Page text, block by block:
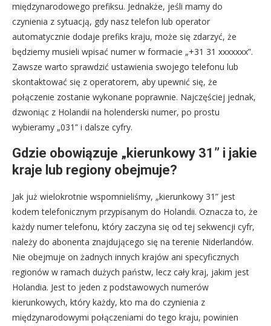
międzynarodowego prefiksu. Jednakże, jeśli mamy do
czynienia z sytuacją, gdy nasz telefon lub operator
automatycznie dodaje prefiks kraju, może się zdarzyć, że
będziemy musieli wpisać numer w formacie „+31 31 xxxxxxx”.
Zawsze warto sprawdzić ustawienia swojego telefonu lub
skontaktować się z operatorem, aby upewnić się, że
połączenie zostanie wykonane poprawnie. Najczęściej jednak,
dzwoniąc z Holandii na holenderski numer, po prostu
wybieramy „031” i dalsze cyfry.
Gdzie obowiązuje „kierunkowy 31” i jakie
kraje lub regiony obejmuje?
Jak już wielokrotnie wspomnieliśmy, „kierunkowy 31” jest
kodem telefonicznym przypisanym do Holandii. Oznacza to, że
każdy numer telefonu, który zaczyna się od tej sekwencji cyfr,
należy do abonenta znajdującego się na terenie Niderlandów.
Nie obejmuje on żadnych innych krajów ani specyficznych
regionów w ramach dużych państw, lecz cały kraj, jakim jest
Holandia. Jest to jeden z podstawowych numerów
kierunkowych, który każdy, kto ma do czynienia z
międzynarodowymi połączeniami do tego kraju, powinien